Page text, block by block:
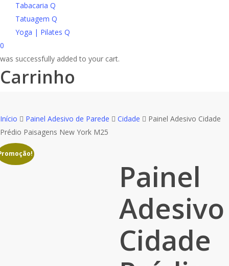
Tabacaria Q
Tatuagem Q
Yoga | Pilates Q
search
account
0
was successfully added to your cart.
Carrinho
Início Painel Adesivo de Parede Cidade
Painel Adesivo Cidade
Prédio Paisagens New York M25
Painel
Adesivo
Cidade